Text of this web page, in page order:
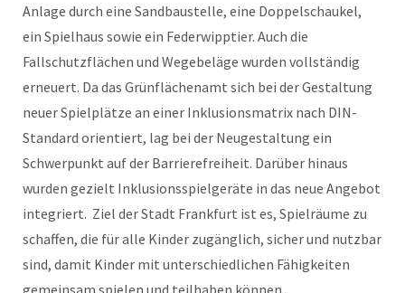
Anlage durch eine Sandbaustelle, eine Doppelschaukel,
ein Spielhaus sowie ein Federwipptier. Auch die
Fallschutzflächen und Wegebeläge wurden vollständig
erneuert. Da das Grünflächenamt sich bei der Gestaltung
neuer Spielplätze an einer Inklusionsmatrix nach DIN-
Standard orientiert, lag bei der Neugestaltung ein
Schwerpunkt auf der Barrierefreiheit. Darüber hinaus
wurden gezielt Inklusionsspielgeräte in das neue Angebot
integriert. Ziel der Stadt Frankfurt ist es, Spielräume zu
schaffen, die für alle Kinder zugänglich, sicher und nutzbar
sind, damit Kinder mit unterschiedlichen Fähigkeiten
gemeinsam spielen und teilhaben können.